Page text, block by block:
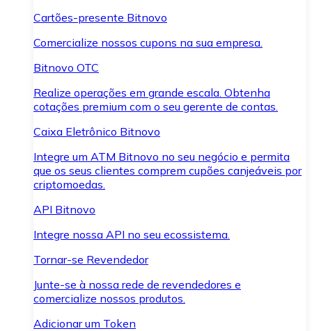
Cartões-presente Bitnovo
Comercialize nossos cupons na sua empresa.
Bitnovo OTC
Realize operações em grande escala. Obtenha
cotações premium com o seu gerente de contas.
Caixa Eletrônico Bitnovo
Integre um ATM Bitnovo no seu negócio e permita
que os seus clientes comprem cupões canjeáveis por
criptomoedas.
API Bitnovo
Integre nossa API no seu ecossistema.
Tornar-se Revendedor
Junte-se à nossa rede de revendedores e
comercialize nossos produtos.
Adicionar um Token